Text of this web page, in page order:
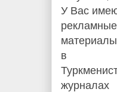
У Вас
рекламные
в
журналах